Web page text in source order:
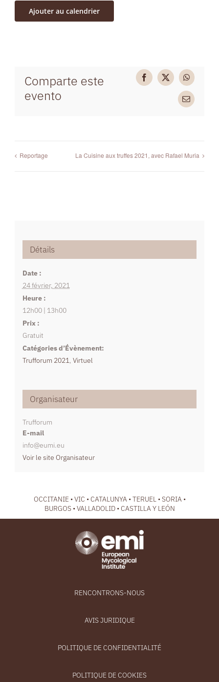
Ajouter au calendrier
Comparte este
evento
Facebook
X WhatsApp
Email
Reportage La Cuisine aux truffes 2021, avec Rafael Muria
Détails
Date :
24 février, 2021
Heure :
12h00 | 13h00
Prix :
Gratuit
Catégories d’Évènement:
Trufforum 2021 , Virtuel
Organisateur
Trufforum
E-mail
info@eumi.eu
Voir le site Organisateur
OCCITANIE • VIC • CATALUNYA • TERUEL • SORIA •
BURGOS • VALLADOLID • CASTILLA Y LEÓN
RENCONTRONS-NOUS
AVIS JURIDIQUE
POLITIQUE DE CONFIDENTIALITÉ
POLITIQUE DE COOKIES